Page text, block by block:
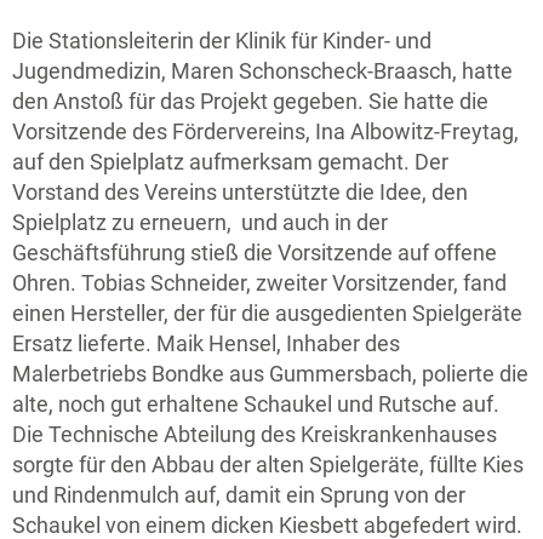
Die Stationsleiterin der Klinik für Kinder- und
Jugendmedizin, Maren Schonscheck-Braasch, hatte
den Anstoß für das Projekt gegeben. Sie hatte die
Vorsitzende des Fördervereins, Ina Albowitz-Freytag,
auf den Spielplatz aufmerksam gemacht. Der
Vorstand des Vereins unterstützte die Idee, den
Spielplatz zu erneuern, und auch in der
Geschäftsführung stieß die Vorsitzende auf offene
Ohren. Tobias Schneider, zweiter Vorsitzender, fand
einen Hersteller, der für die ausgedienten Spielgeräte
Ersatz lieferte. Maik Hensel, Inhaber des
Malerbetriebs Bondke aus Gummersbach, polierte die
alte, noch gut erhaltene Schaukel und Rutsche auf.
Die Technische Abteilung des Kreiskrankenhauses
sorgte für den Abbau der alten Spielgeräte, füllte Kies
und Rindenmulch auf, damit ein Sprung von der
Schaukel von einem dicken Kiesbett abgefedert wird.